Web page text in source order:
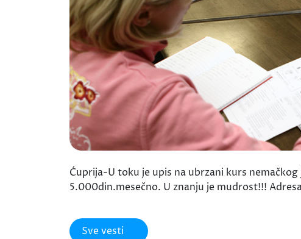
Ćuprija-U toku je upis na ubrzani kurs
5.000din.mesečno. U znanju je mudrost!!!
Sve vesti